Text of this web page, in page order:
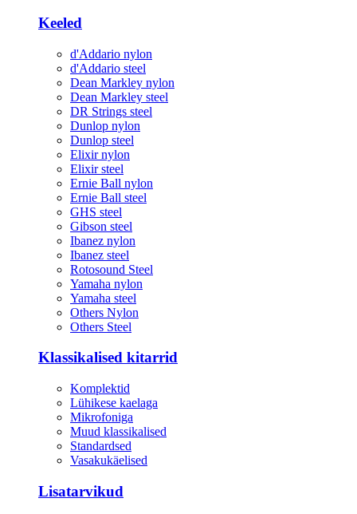
Keeled
d'Addario nylon
d'Addario steel
Dean Markley nylon
Dean Markley steel
DR Strings steel
Dunlop nylon
Dunlop steel
Elixir nylon
Elixir steel
Ernie Ball nylon
Ernie Ball steel
GHS steel
Gibson steel
Ibanez nylon
Ibanez steel
Rotosound Steel
Yamaha nylon
Yamaha steel
Others Nylon
Others Steel
Klassikalised kitarrid
Komplektid
Lühikese kaelaga
Mikrofoniga
Muud klassikalised
Standardsed
Vasakukäelised
Lisatarvikud